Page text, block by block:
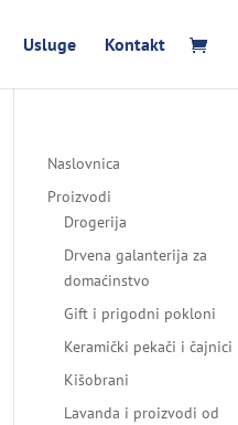
Usluge Kontakt
Naslovnica
Proizvodi
Drogerija
Drvena galanterija za
domaćinstvo
Gift i prigodni pokloni
Keramički pekači i čajnici
Kišobrani
Lavanda i proizvodi od